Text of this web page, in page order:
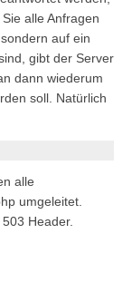
alle Anfragen
auf ein
gibt der Server
dann wiederum
soll. Natürlich
alle
umgeleitet.
Header.